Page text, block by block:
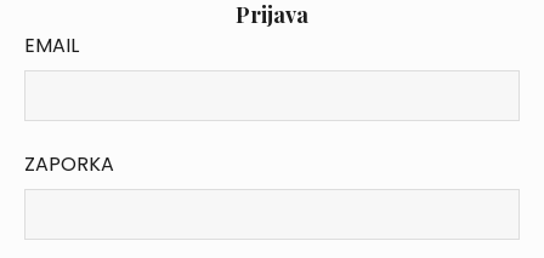
Prijava
EMAIL
ZAPORKA